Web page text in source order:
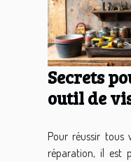
Secrets
outil de
Pour réussir tous
réparation, il est